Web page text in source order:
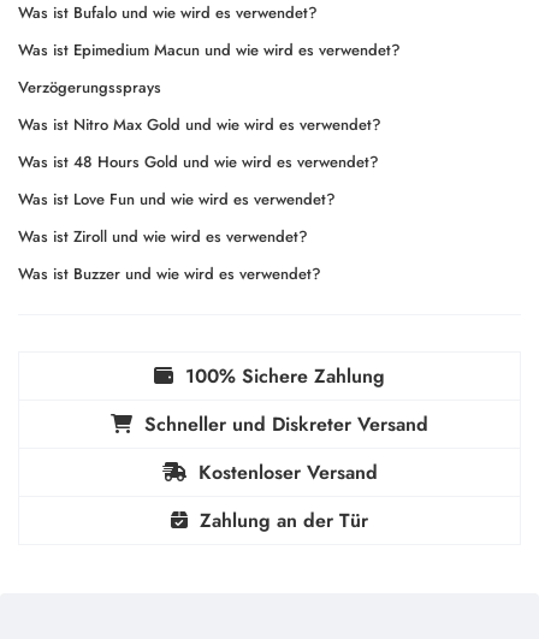
Was ist Bufalo und wie wird es verwendet?
Was ist Epimedium Macun und wie wird es verwendet?
Verzögerungssprays
Was ist Nitro Max Gold und wie wird es verwendet?
Was ist 48 Hours Gold und wie wird es verwendet?
Was ist Love Fun und wie wird es verwendet?
Was ist Ziroll und wie wird es verwendet?
Was ist Buzzer und wie wird es verwendet?
100% Sichere Zahlung
Schneller und Diskreter Versand
Kostenloser Versand
Zahlung an der Tür